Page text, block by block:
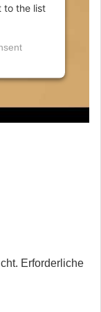
to the list
Erforderliche